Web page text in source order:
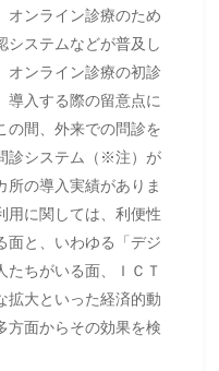
オンライン診療のため
システムなどが普及し
オンライン診療の初診
導入する際の留意点に
間、外来での問診を
診システム（※注）が
所の導入実績がありま
用に関しては、利便性
面と、いわゆる「デジ
たちがいる面、ＩＣＴ
拡大といった経済的動
方面からその効果を検